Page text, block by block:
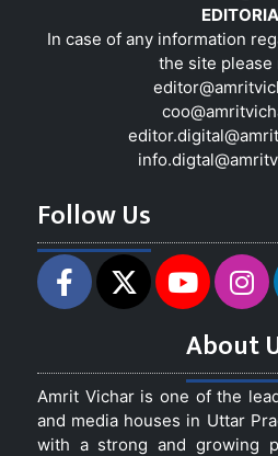
In case of any information
the site please
Follow Us
About
Amrit Vichar is one of the
and media houses in Uttar
with a strong and growing